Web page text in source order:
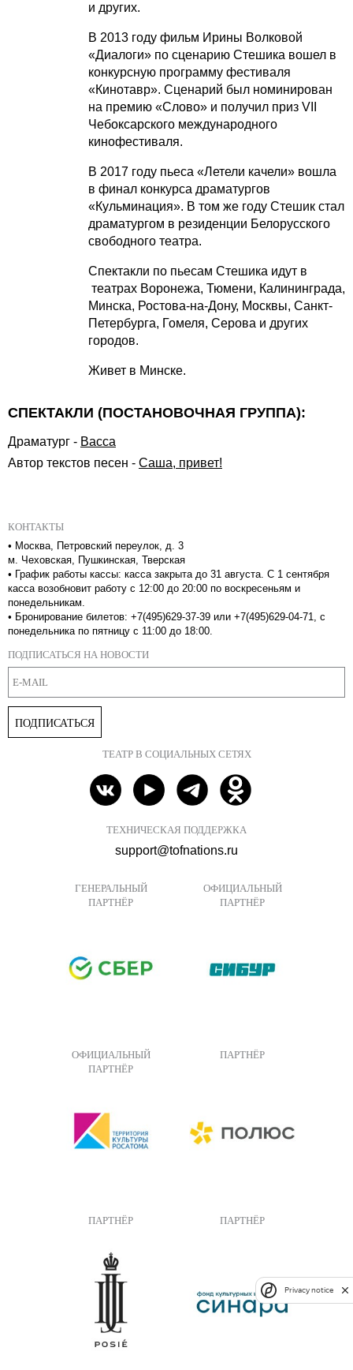
и других.
В 2013 году фильм Ирины Волковой
«Диалоги» по сценарию Стешика вошел в
конкурсную программу фестиваля
«Кинотавр». Сценарий был номинирован
на премию «Слово» и получил приз VII
Чебоксарского международного
кинофестиваля.
В 2017 году пьеса «Летели качели» вошла
в финал конкурса драматургов
«Кульминация». В том же году Стешик стал
драматургом в резиденции Белорусского
свободного театра.
Спектакли по пьесам Стешика идут в
театрах Воронежа, Тюмени, Калининграда,
Минска, Ростова-на-Дону, Москвы, Санкт-
Петербурга, Гомеля, Серова и других
городов.
Живет в Минске.
СПЕКТАКЛИ (ПОСТАНОВОЧНАЯ ГРУППА):
Драматург - Васса
Автор текстов песен - Саша, привет!
КОНТАКТЫ
• Москва, Петровский переулок, д. 3
м. Чеховская, Пушкинская, Тверская
• График работы кассы: касса закрыта до 31 августа. С 1 сентября
касса возобновит работу с 12:00 до 20:00 по воскресеньям и
понедельникам.
• Бронирование билетов: +7(495)629-37-39 или +7(495)629-04-71, с
понедельника по пятницу с 11:00 до 18:00.
ПОДПИСАТЬСЯ НА НОВОСТИ
ПОДПИСАТЬСЯ
ТЕАТР В СОЦИАЛЬНЫХ СЕТЯХ
ТЕХНИЧЕСКАЯ ПОДДЕРЖКА
support@tofnations.ru
ГЕНЕРАЛЬНЫЙ
ПАРТНЁР
ОФИЦИАЛЬНЫЙ
ПАРТНЁР
ОФИЦИАЛЬНЫЙ
ПАРТНЁР
ПАРТНЁР
ПАРТНЁР ПАРТНЁР
Privacy notice